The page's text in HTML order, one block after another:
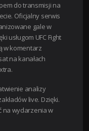
do transmisji na
Oficjalny serwis
gale w
usługom UFC Fight
w komentarz
na kanałach
analizy
live. Dzięki.
na wydarzenia w